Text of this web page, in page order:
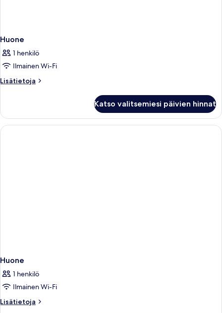
Huone
1 henkilö
Ilmainen Wi-Fi
Lisätietoja
Lisätietoja
Katso valitsemiesi päivien hinnat
Huone
1 henkilö
Ilmainen Wi-Fi
Lisätietoja
Lisätietoja